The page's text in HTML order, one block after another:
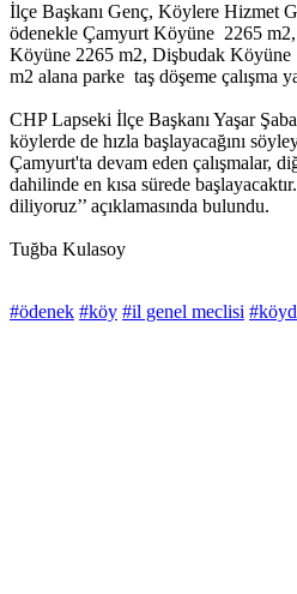
İlçe Başkanı Genç, Köylere Hizmet
ödenekle Çamyurt Köyüne 2265
Köyüne 2265 m2, Dişbudak
m2 alana parke taş döşeme çalışma
CHP Lapseki İlçe Başkanı Yaşar
köylerde de hızla başlayacağını
Çamyurt'ta devam eden çalışmalar,
dahilinde en kısa sürede
diliyoruz’’ açıklamasında bulundu.
Tuğba Kulasoy
#ödenek #köy #il genel meclisi